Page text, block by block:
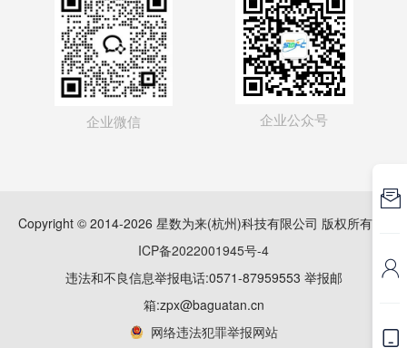
企业微信 企业公众号
Copyright © 2014-2026 星数为来(杭州)科技有限公司 版权所有
ICP备2022001945号-4
违法和不良信息举报电话:0571-87959553 举报邮
箱:zpx@baguatan.cn
网络违法犯罪举报网站


